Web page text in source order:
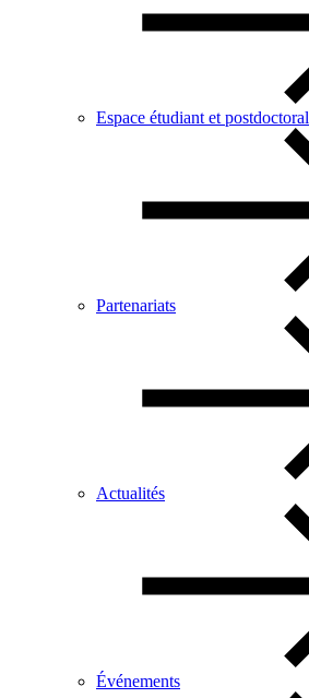
Espace étudiant et postdoctoral
Partenariats
Actualités
Événements